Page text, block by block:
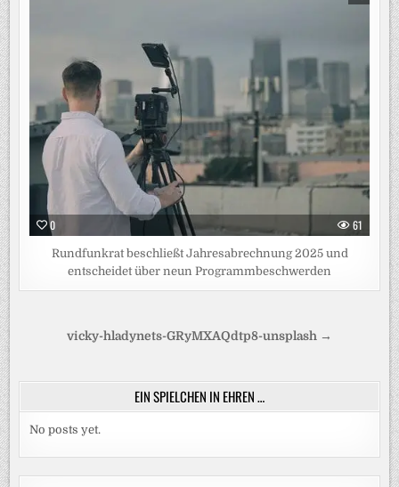
0 61
Rundfunkrat beschließt Jahresabrechnung 2025 und
entscheidet über neun Programmbeschwerden
Beitragsnavigation
vicky-hladynets-GRyMXAQdtp8-unsplash →
EIN SPIELCHEN IN EHREN …
No posts yet.